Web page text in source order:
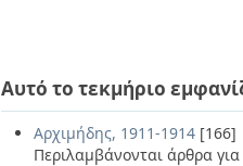
Αυτό το τεκμήριο
Αρχιμήδης, 1911-1914 [166]
Περιλαμβάνονται άρθρα